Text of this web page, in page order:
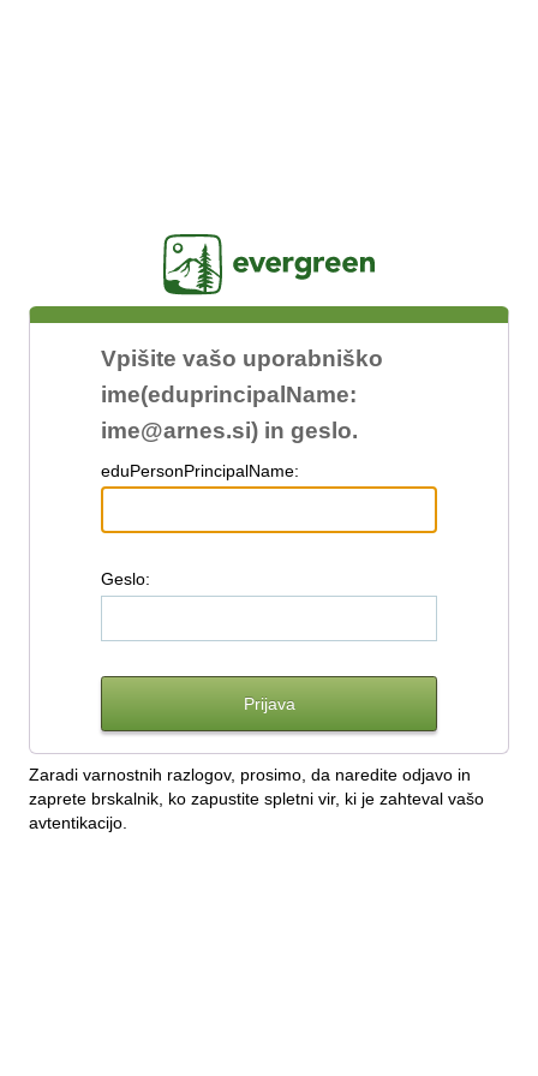
Vpišite vašo uporabniško
ime(eduprincipalName:
ime@arnes.si) in geslo.
eduPersonPrincipalName:
Geslo:
Zaradi varnostnih razlogov, prosimo, da naredite odjavo in
zaprete brskalnik, ko zapustite spletni vir, ki je zahteval vašo
avtentikacijo.